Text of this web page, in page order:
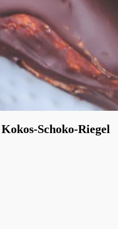
Schoko-Riegel